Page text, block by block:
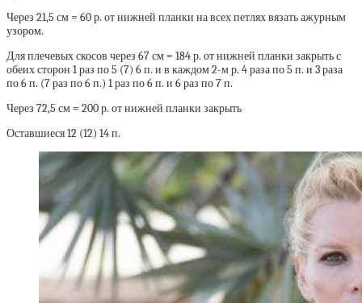
Через 21,5 см = 60 р. от нижней планки на всех петлях вязать ажурным
узором.
Для плечевых скосов через 67 см = 184 р. от нижней планки закрыть с
обеих сторон 1 раз по 5 (7) 6 п. и в каждом 2-м р. 4 раза по 5 п. и 3 раза
по 6 п. (7 раз по 6 п.) 1 раз по 6 п. и 6 раз по 7 п.
Через 72,5 см = 200 р. от нижней планки закрыть
Оставшиеся 12 (12) 14 п.